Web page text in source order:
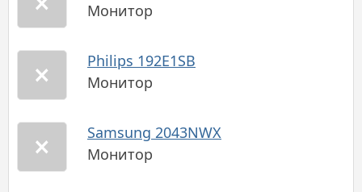
Монитор
Philips 192E1SB
Монитор
Samsung 2043NWX
Монитор